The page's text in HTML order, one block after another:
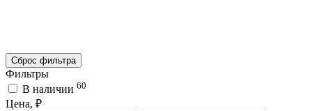
Сброс фильтра
Фильтры
В наличии 60
Цена, ₽